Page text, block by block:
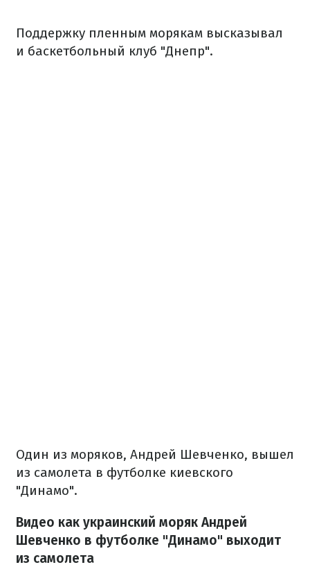
Поддержку пленным морякам высказывал
и баскетбольный клуб "Днепр".
Один из моряков, Андрей Шевченко, вышел
из самолета в футболке киевского
"Динамо".
Видео как украинский моряк Андрей
Шевченко в футболке "Динамо" выходит
из самолета